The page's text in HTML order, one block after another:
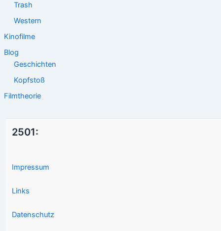
Trash
Western
Kinofilme
Blog
Geschichten
Kopfstoß
Filmtheorie
2501:
Impressum
Links
Datenschutz